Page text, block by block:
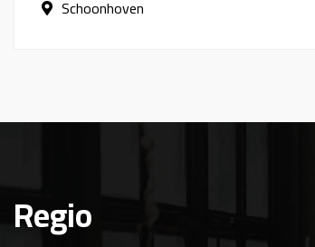
Schoonhoven
Regio